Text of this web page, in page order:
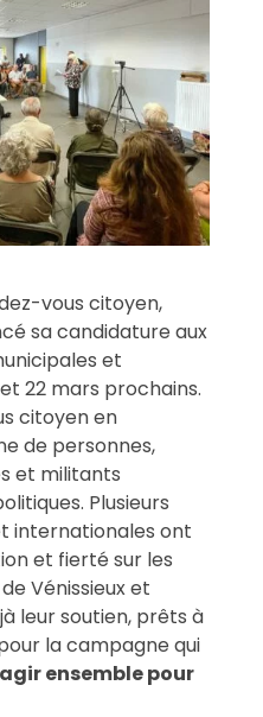
vous citoyen,
sa candidature aux
et
22 mars prochains.
citoyen en
de personnes,
et militants
Plusieurs
internationales ont
et fierté sur les
Vénissieux et
leur soutien, prêts à
la campagne qui
ensemble pour